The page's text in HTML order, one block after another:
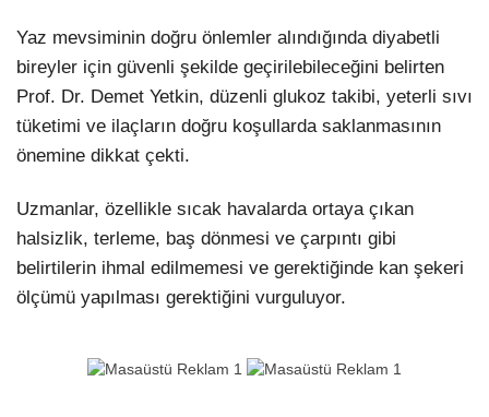
Yaz mevsiminin doğru önlemler alındığında diyabetli
bireyler için güvenli şekilde geçirilebileceğini belirten
Prof. Dr. Demet Yetkin, düzenli glukoz takibi, yeterli sıvı
tüketimi ve ilaçların doğru koşullarda saklanmasının
önemine dikkat çekti.
Uzmanlar, özellikle sıcak havalarda ortaya çıkan
halsizlik, terleme, baş dönmesi ve çarpıntı gibi
belirtilerin ihmal edilmemesi ve gerektiğinde kan şekeri
ölçümü yapılması gerektiğini vurguluyor.